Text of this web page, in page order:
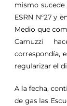
mismo sucede
ESRN N°27 y
Medio que
Camuzzi
correspondía,
regularizar el
A la fecha,
de gas las